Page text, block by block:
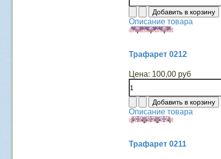
Описание товара
Трафарет 0212
Цена: 100,00 руб
Описание товара
Трафарет 0211